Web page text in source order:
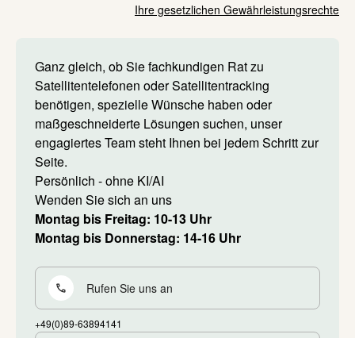
Ihre gesetzlichen Gewährleistungsrechte
Ganz gleich, ob Sie fachkundigen Rat zu
Satellitentelefonen oder Satellitentracking
benötigen, spezielle Wünsche haben oder
maßgeschneiderte Lösungen suchen, unser
engagiertes Team steht Ihnen bei jedem Schritt zur
Seite.
Persönlich - ohne KI/AI
Wenden Sie sich an uns
Montag bis Freitag: 10-13 Uhr
Montag bis Donnerstag: 14-16 Uhr
Rufen Sie uns an
+49(0)89-63894141